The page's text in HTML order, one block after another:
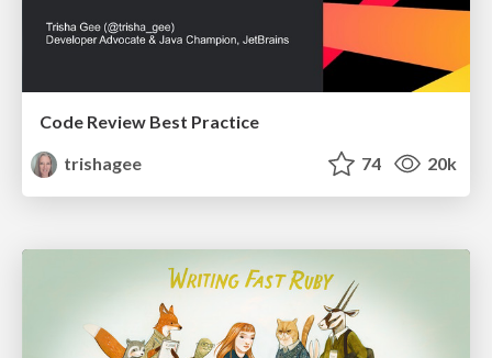
Code Review Best Practice
trishagee
74 20k